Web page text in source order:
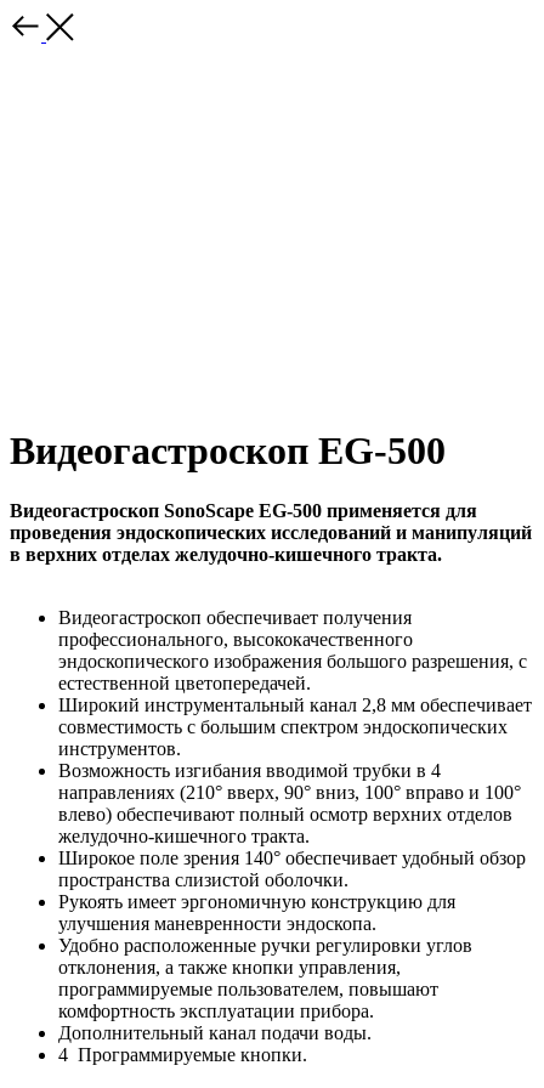
Видеогастроскоп EG-500
Видеогастроскоп SonoScape EG-500 применяется для
проведения эндоскопических исследований и манипуляций
в верхних отделах желудочно-кишечного тракта.
Видеогастроскоп обеспечивает получения
профессионального, высококачественного
эндоскопического изображения большого разрешения, с
естественной цветопередачей.
Широкий инструментальный канал 2,8 мм обеспечивает
совместимость с большим спектром эндоскопических
инструментов.
Возможность изгибания вводимой трубки в 4
направлениях (210° вверх, 90° вниз, 100° вправо и 100°
влево) обеспечивают полный осмотр верхних отделов
желудочно-кишечного тракта.
Широкое поле зрения 140° обеспечивает удобный обзор
пространства слизистой оболочки.
Рукоять имеет эргономичную конструкцию для
улучшения маневренности эндоскопа.
Удобно расположенные ручки регулировки углов
отклонения, а также кнопки управления,
программируемые пользователем, повышают
комфортность эксплуатации прибора.
Дополнительный канал подачи воды.
4 Программируемые кнопки.